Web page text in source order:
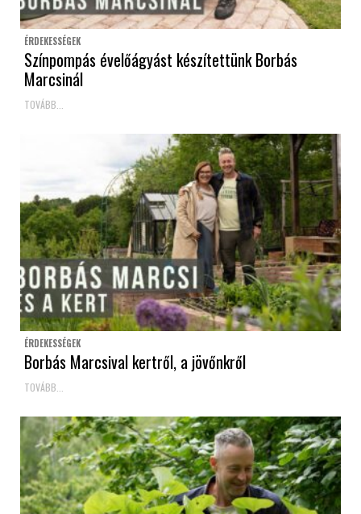
ÉRDEKESSÉGEK
Színpompás évelőágyást készítettünk Borbás
Marcsinál
TOVÁBB...
ÉRDEKESSÉGEK
Borbás Marcsival kertről, a jövőnkről
TOVÁBB...